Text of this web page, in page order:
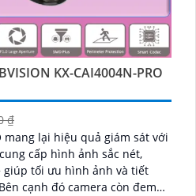
KX-CAI4004N-PRO
₫
mang lại hiệu quả giám sát với
cấp hình ảnh sắc nét,
giúp tối ưu hình ảnh và tiết
cạnh đó camera còn đem